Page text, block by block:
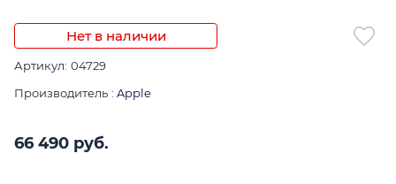
Нет в наличии
Артикул: 04729
Производитель : Apple
66 490 руб.